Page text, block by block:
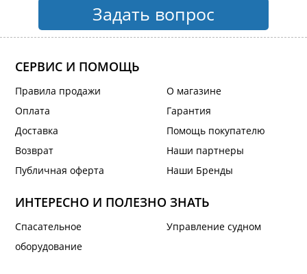
Задать вопрос
СЕРВИС И ПОМОЩЬ
Правила продажи
Оплата
Доставка
Возврат
Публичная оферта
О магазине
Гарантия
Помощь покупателю
Наши партнеры
Наши Бренды
ИНТЕРЕСНО И ПОЛЕЗНО ЗНАТЬ
Спасательное
оборудование
Управление судном